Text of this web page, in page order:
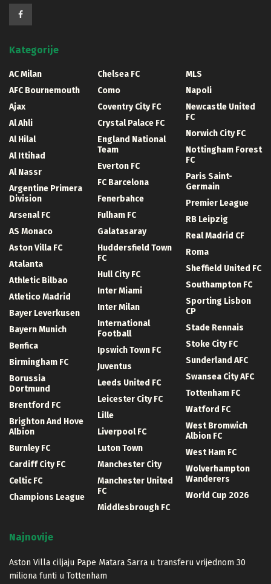
Kategorije
AC Milan
AFC Bournemouth
Ajax
Al Ahli
Al Hilal
Al Ittihad
Al Nassr
Argentine Primera
Division
Arsenal FC
AS Monaco
Aston Villa FC
Atalanta
Athletic Bilbao
Atletico Madrid
Bayer Leverkusen
Bayern Munich
Benfica
Birmingham FC
Borussia
Dortmund
Brentford FC
Brighton And Hove
Albion
Burnley FC
Cardiff City FC
Celtic FC
Champions League
Chelsea FC
Como
Coventry City FC
Crystal Palace FC
England National
Team
Everton FC
FC Barcelona
Fenerbahce
Fulham FC
Galatasaray
Huddersfield Town
FC
Hull City FC
Inter Miami
Inter Milan
International
Football
Ipswich Town FC
Juventus
Leeds United FC
Leicester City FC
Lille
Liverpool FC
Luton Town
Manchester City
Manchester United
FC
Middlesbrough FC
MLS
Napoli
Newcastle United
FC
Norwich City FC
Nottingham Forest
FC
Paris Saint-
Germain
Premier League
RB Leipzig
Real Madrid CF
Roma
Sheffield United FC
Southampton FC
Sporting Lisbon
CP
Stade Rennais
Stoke City FC
Sunderland AFC
Swansea City AFC
Tottenham FC
Watford FC
West Bromwich
Albion FC
West Ham FC
Wolverhampton
Wanderers
World Cup 2026
Najnovije
Aston Villa ciljaju Pape Matara Sarra u transferu vrijednom 30
miliona funti u Tottenham